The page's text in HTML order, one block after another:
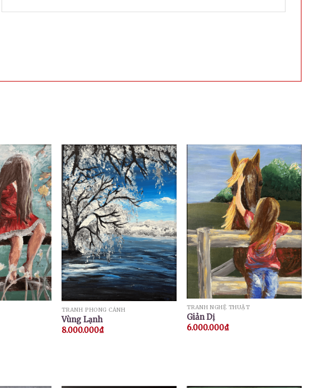
TRANH PHONG CẢNH
Vùng Lạnh
8.000.000₫
TRANH NGHỆ THUẬT
Giản Dị
6.000.000₫